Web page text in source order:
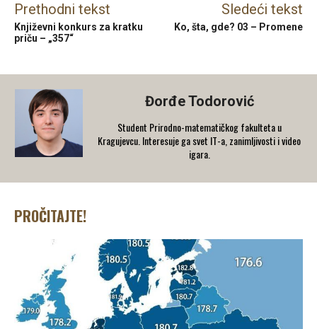
Prethodni tekst
Književni konkurs za kratku
priču – „357“
Sledeći tekst
Ko, šta, gde? 03 – Promene
Đorđe Todorović
Student Prirodno-matematičkog fakulteta u
Kragujevcu. Interesuje ga svet IT-a, zanimljivosti i video
igara.
PROČITAJTE!